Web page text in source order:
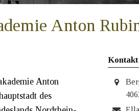
Anton
Anton
des
Kontakt